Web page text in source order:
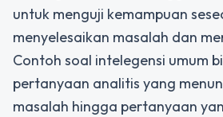
untuk menguji kemampuan
menyelesaikan masalah dan
Contoh soal intelegensi umum
pertanyaan analitis yang
masalah hingga pertanyaan